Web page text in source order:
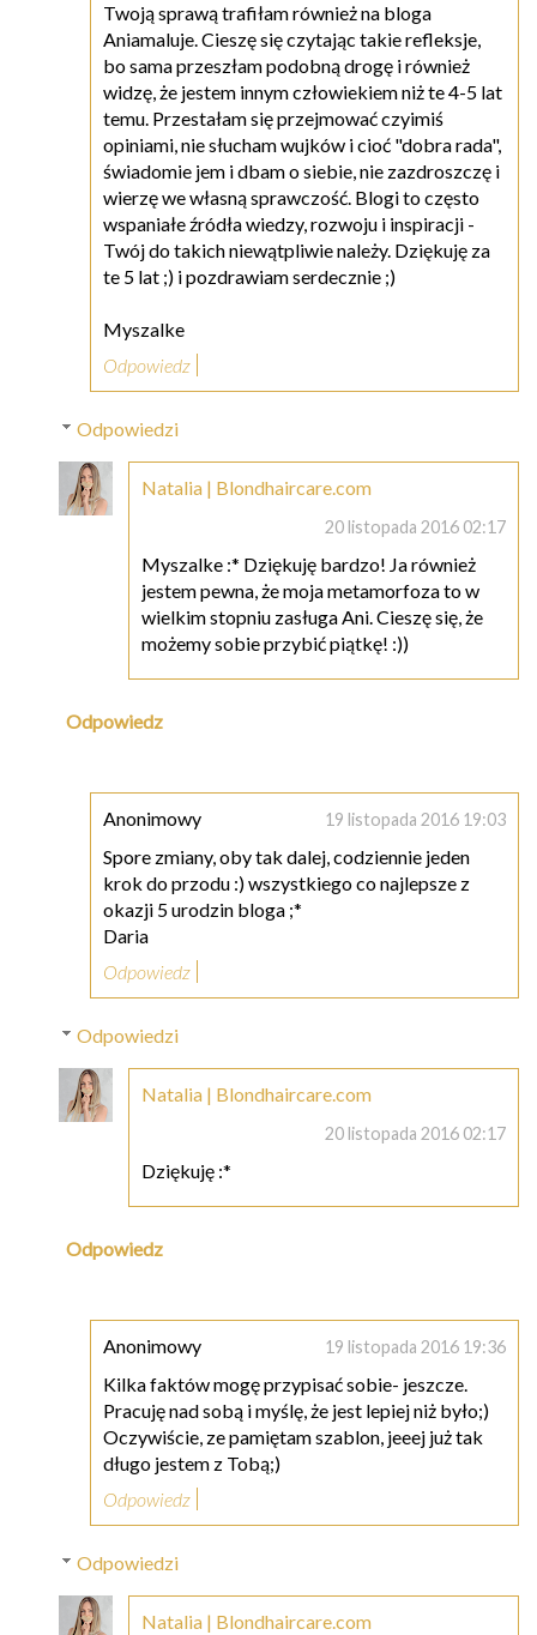
Twoją sprawą trafiłam również na bloga
Aniamaluje. Cieszę się czytając takie refleksje,
bo sama przeszłam podobną drogę i również
widzę, że jestem innym człowiekiem niż te 4-5 lat
temu. Przestałam się przejmować czyimiś
opiniami, nie słucham wujków i cioć "dobra rada",
świadomie jem i dbam o siebie, nie zazdroszczę i
wierzę we własną sprawczość. Blogi to często
wspaniałe źródła wiedzy, rozwoju i inspiracji -
Twój do takich niewątpliwie należy. Dziękuję za
te 5 lat ;) i pozdrawiam serdecznie ;)
Myszalke
Odpowiedz
Odpowiedzi
Natalia | Blondhaircare.com
20 listopada 2016 02:17
Myszalke :* Dziękuję bardzo! Ja również
jestem pewna, że moja metamorfoza to w
wielkim stopniu zasługa Ani. Cieszę się, że
możemy sobie przybić piątkę! :))
Odpowiedz
Anonimowy 19 listopada 2016 19:03
Spore zmiany, oby tak dalej, codziennie jeden
krok do przodu :) wszystkiego co najlepsze z
okazji 5 urodzin bloga ;*
Daria
Odpowiedz
Odpowiedzi
Natalia | Blondhaircare.com
20 listopada 2016 02:17
Dziękuję :*
Odpowiedz
Anonimowy 19 listopada 2016 19:36
Kilka faktów mogę przypisać sobie- jeszcze.
Pracuję nad sobą i myślę, że jest lepiej niż było;)
Oczywiście, ze pamiętam szablon, jeeej już tak
długo jestem z Tobą;)
Odpowiedz
Odpowiedzi
Natalia | Blondhaircare.com